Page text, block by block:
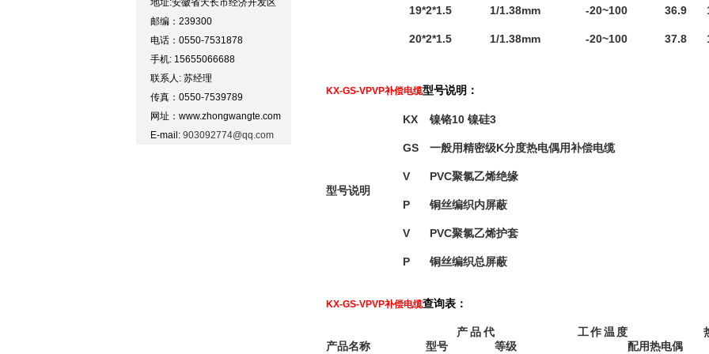
地址:安徽省天长市经济开发区
邮编：239300
电话：0550-7531878
手机: 15655066688
联系人: 苏经理
传真：0550-7539789
网址：www.zhongwangte.com
E-mail: 903092774@qq.com
19*2*1.5 1/1.38mm -20~100 36.9
20*2*1.5 1/1.38mm -20~100 37.8
KX-GS-VPVP补偿电缆型号说明：
型号说明
KX 镍铬10 镍硅3
GS 一般用精密级K分度热电偶用补偿电缆
V PVC聚氯乙烯绝缘
P 铜丝编织内屏蔽
V PVC聚氯乙烯护套
P 铜丝编织总屏蔽
KX-GS-VPVP补偿电缆查询表：
产品名称 型号
产品代
等级
工作温度
配用热电偶